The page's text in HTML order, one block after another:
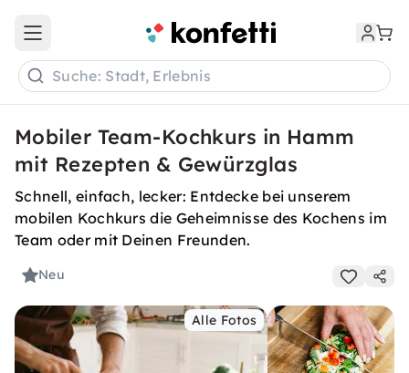
Open main menu
Suche: Stadt, Erlebnis
Mobiler Team-Kochkurs in Hamm
mit Rezepten & Gewürzglas
Schnell, einfach, lecker: Entdecke bei unserem
mobilen Kochkurs die Geheimnisse des Kochens im
Team oder mit Deinen Freunden.
Neu
Alle Fotos